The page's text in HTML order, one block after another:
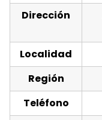
Dirección
Localidad
Región
Teléfono